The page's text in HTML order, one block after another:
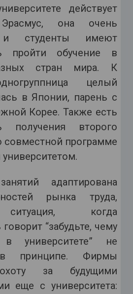
действует
она очень
и студенты имеют
пройти обучение в
стран мира. К
целый
в Японии, парень с
Корее. Также есть
получения второго
программе
адаптирована
рынка труда,
когда
“забудьте, чему
университете” не
в принципе. Фирмы
за будущими
еще с университета: